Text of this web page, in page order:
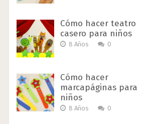
Cómo hacer teatro
casero para niños
8 Años 0
Cómo hacer
marcapáginas para
niños
8 Años 0